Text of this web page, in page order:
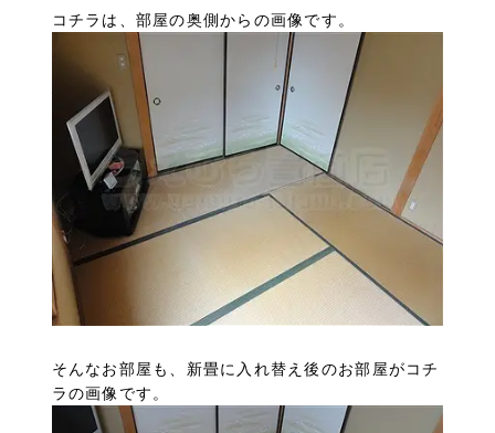
コチラは、部屋の奥側からの画像です。
そんなお部屋も、新畳に入れ替え後のお部屋がコチ
ラの画像です。